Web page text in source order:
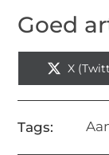
Goed
X
Tags: